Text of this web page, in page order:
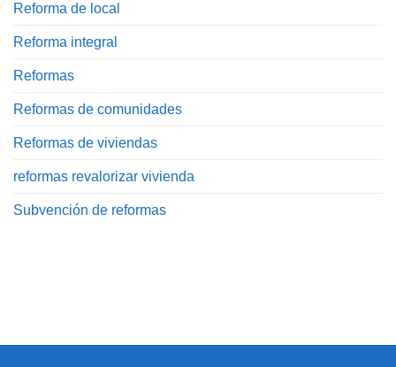
Reforma de local
Reforma integral
Reformas
Reformas de comunidades
Reformas de viviendas
reformas revalorizar vivienda
Subvención de reformas